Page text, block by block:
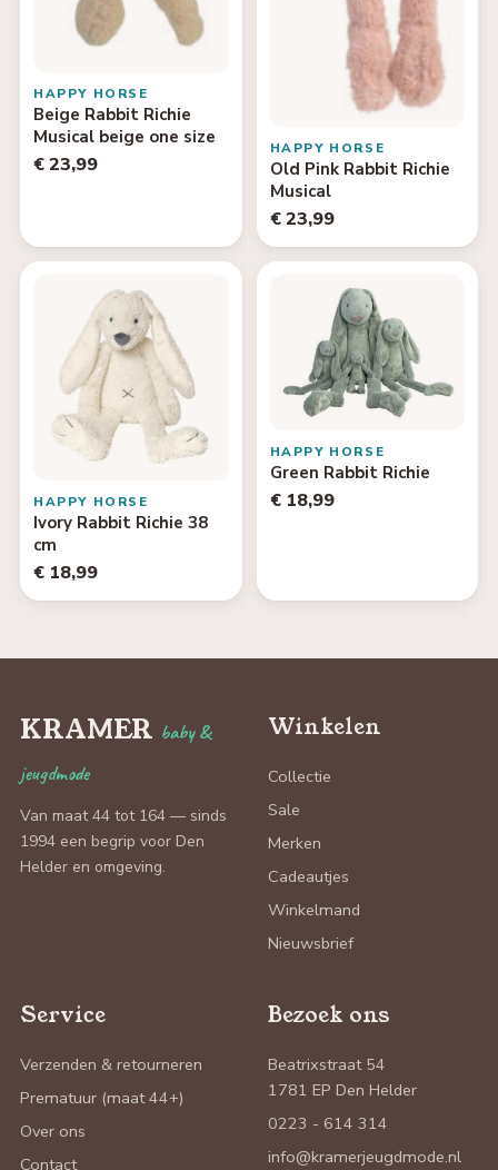
HAPPY HORSE
Beige Rabbit Richie
Musical beige one size
€ 23,99
HAPPY HORSE
Old Pink Rabbit Richie
Musical
€ 23,99
HAPPY HORSE
Ivory Rabbit Richie 38
cm
€ 18,99
HAPPY HORSE
Green Rabbit Richie
€ 18,99
KRAMER baby &
jeugdmode
Van maat 44 tot 164 — sinds
1994 een begrip voor Den
Helder en omgeving.
Winkelen
Collectie
Sale
Merken
Cadeautjes
Winkelmand
Nieuwsbrief
Service
Verzenden & retourneren
Prematuur (maat 44+)
Over ons
Contact
Bezoek ons
Beatrixstraat 54
1781 EP Den Helder
0223 - 614 314
info@kramerjeugdmode.nl